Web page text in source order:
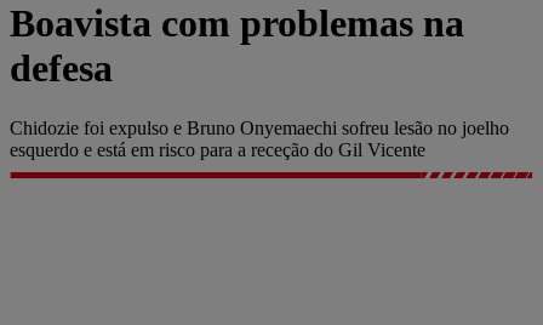
Boavista com problemas na
defesa
Chidozie foi expulso e Bruno Onyemaechi sofreu lesão no joelho
esquerdo e está em risco para a receção do Gil Vicente